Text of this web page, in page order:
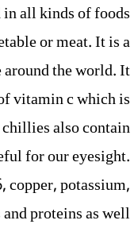
in all kinds of foods
or meat. It is a
the world. It
vitamin c which is
also contain
for our eyesight.
potassium,
proteins as well.